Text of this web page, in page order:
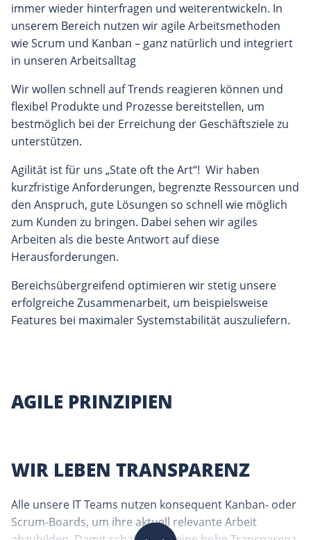
immer wieder hinterfragen und weiterentwickeln. In
unserem Bereich nutzen wir agile Arbeitsmethoden
wie Scrum und Kanban – ganz natürlich und integriert
in unseren Arbeitsalltag
Wir wollen schnell auf Trends reagieren können und
flexibel Produkte und Prozesse bereitstellen, um
bestmöglich bei der Erreichung der Geschäftsziele zu
unterstützen.
Agilität ist für uns „State oft the Art“! Wir haben
kurzfristige Anforderungen, begrenzte Ressourcen und
den Anspruch, gute Lösungen so schnell wie möglich
zum Kunden zu bringen. Dabei sehen wir agiles
Arbeiten als die beste Antwort auf diese
Herausforderungen.
Bereichsübergreifend optimieren wir stetig unsere
erfolgreiche Zusammenarbeit, um beispielsweise
Features bei maximaler Systemstabilität auszuliefern.
AGILE PRINZIPIEN
WIR LEBEN TRANSPARENZ
Alle unsere IT Teams nutzen konsequent Kanban- oder
Scrum-Boards, um ihre aktuell relevante Arbeit